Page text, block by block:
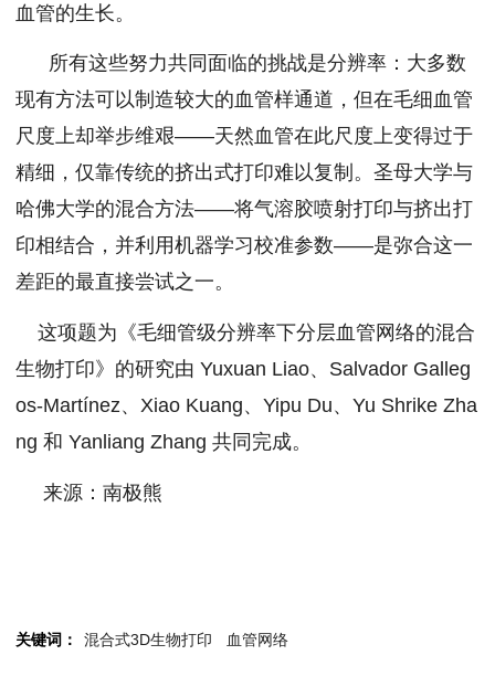
血管的生长。
所有这些努力共同面临的挑战是分辨率：大多数
现有方法可以制造较大的血管样通道，但在毛细血管
尺度上却举步维艰——天然血管在此尺度上变得过于
精细，仅靠传统的挤出式打印难以复制。圣母大学与
哈佛大学的混合方法——将气溶胶喷射打印与挤出打
印相结合，并利用机器学习校准参数——是弥合这一
差距的最直接尝试之一。
这项题为《毛细管级分辨率下分层血管网络的混合
生物打印》的研究由 Yuxuan Liao、Salvador Galleg
os-Martínez、Xiao Kuang、Yipu Du、Yu Shrike Zha
ng 和 Yanliang Zhang 共同完成。
来源：南极熊
关键词： 混合式3D生物打印 血管网络